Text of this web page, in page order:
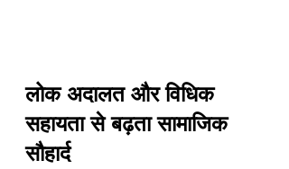
लोक अदालत और विधिक
सहायता से बढ़ता सामाजिक
सौहार्द